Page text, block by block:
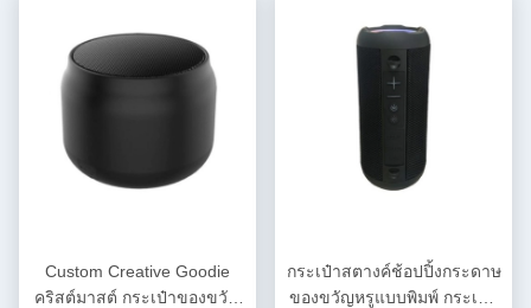
Custom Creative Goodie
คริสต์มาสต์ กระเป๋าของขวัญ
กระเป๋าสตางค์ช้อปปิ้งกระดาษ
ของขวัญหรูแบบพิมพ์ กระเป๋า